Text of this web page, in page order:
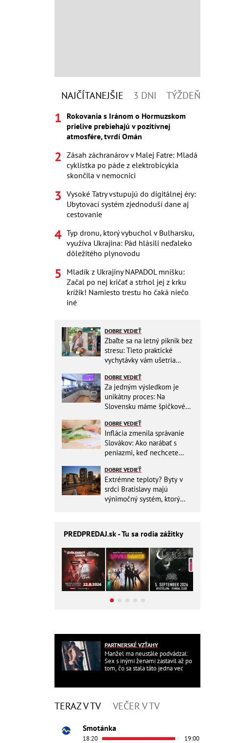
NAJČÍTANEJŠIE 3 DNI TÝŽDEŇ
Rokovania s Iránom o Hormuzskom
prielive prebiehajú v pozitívnej
atmosfére, tvrdí Omán
Zásah záchranárov v Malej Fatre: Mladá
cyklistka po páde z elektrobicykla
skončila v nemocnici
Vysoké Tatry vstupujú do digitálnej éry:
Ubytovací systém zjednoduší dane aj
cestovanie
Typ dronu, ktorý vybuchol v Bulharsku,
využíva Ukrajina: Pád hlásili neďaleko
dôležitého plynovodu
Mladík z Ukrajiny NAPADOL mníšku:
Začal po nej kričať a strhol jej z krku
krížik! Namiesto trestu ho čaká niečo
iné
DOBRE VEDIEŤ
Zbaľte sa na letný piknik bez
stresu: Tieto praktické
vychytávky vám ušetria
DOBRE VEDIEŤ
Za jedným výsledkom je
unikátny proces: Na
Slovensku máme špičkové
DOBRE VEDIEŤ
Inflácia zmenila správanie
Slovákov: Ako narábať s
peniazmi, keď nechcete
DOBRE VEDIEŤ
Extrémne teploty? Byty v
srdci Bratislavy majú
výnimočný systém, ktorý
PREDPREDAJ.sk - Tu sa rodia zážitky
PARTNERSKÉ VZŤAHY
Manžel ma neustále podvádzal:
Sex s inými ženami zastavil až po
tom, čo sa stala táto jedna vec
TERAZ V TV VEČER V TV
Smotánka
18:20 19:00